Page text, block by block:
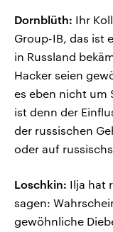
Dornblüth: Ihr
Group-IB, das ist
in Russland
Hacker seien
es eben nicht um
ist denn der
der russischen
oder auf
Loschkin: Ilja hat
sagen:
gewöhnliche